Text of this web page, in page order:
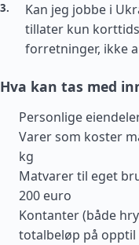
Kan jeg jobbe i
tillater kun
forretninger, ikke
Hva kan tas med
Personlige
Varer som koster
kg
Matvarer til eget
200 euro
Kontanter (både
totalbeløp på opptil